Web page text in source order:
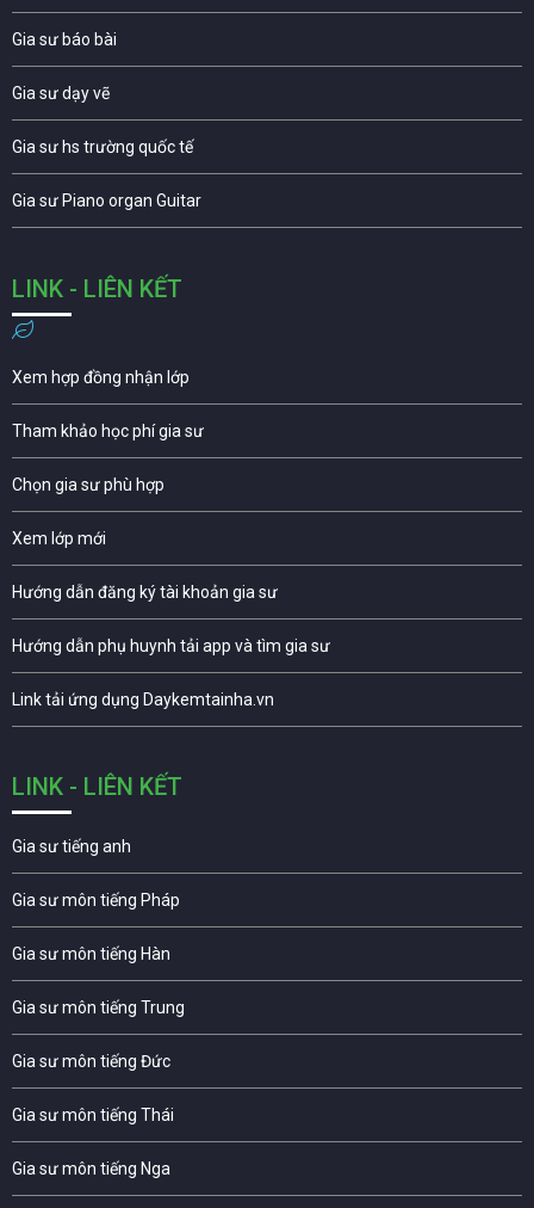
Gia sư báo bài
Gia sư dạy vẽ
Gia sư hs trường quốc tế
Gia sư Piano organ Guitar
LINK - LIÊN KẾT
Xem hợp đồng nhận lớp
Tham khảo học phí gia sư
Chọn gia sư phù hợp
Xem lớp mới
Hướng dẫn đăng ký tài khoản gia sư
Hướng dẫn phụ huynh tải app và tìm gia sư
Link tải ứng dụng Daykemtainha.vn
LINK - LIÊN KẾT
Gia sư tiếng anh
Gia sư môn tiếng Pháp
Gia sư môn tiếng Hàn
Gia sư môn tiếng Trung
Gia sư môn tiếng Đức
Gia sư môn tiếng Thái
Gia sư môn tiếng Nga